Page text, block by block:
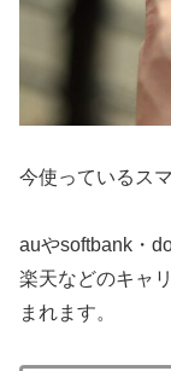
今使っているス
auやsoftbank・
楽天などのキャ
まれます。